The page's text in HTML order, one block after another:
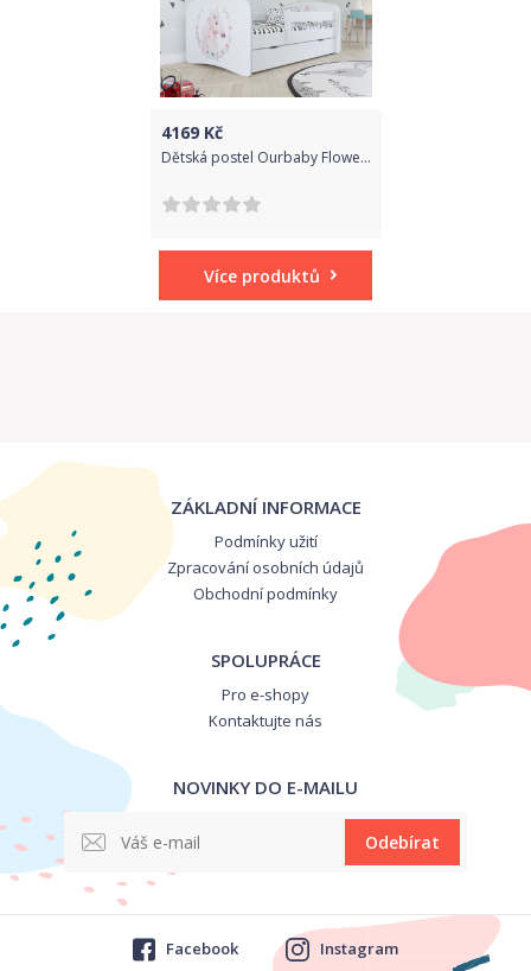
4169Kč
Dětská postel Ourbaby Flowery Unicorn 160x80 cm
Více produktů
ZÁKLADNÍ INFORMACE
Podmínky užití
Zpracování osobních údajů
Obchodní podmínky
SPOLUPRÁCE
Pro e-shopy
Kontaktujte nás
NOVINKY DO E-MAILU
Odebírat
Facebook Instagram